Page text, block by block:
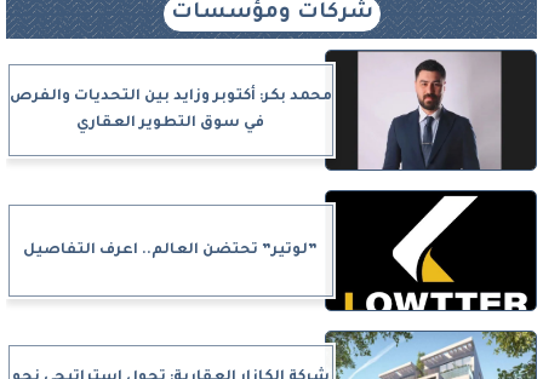
شركات ومؤسسات
محمد بكر: أكتوبر وزايد بين التحديات والفرص
في سوق التطوير العقاري
”لوتير” تحتضن العالم.. اعرف التفاصيل